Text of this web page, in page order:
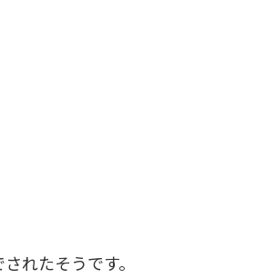
れたそうです。